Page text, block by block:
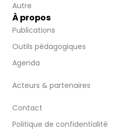
Autre
À propos
Publications
Outils pédagogiques
Agenda
Acteurs & partenaires
Contact
Politique de confidentialité